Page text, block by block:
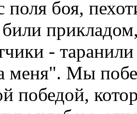
поля боя,
-
меня". Мы
победой,